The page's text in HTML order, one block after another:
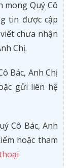
mong Quý Cô
tin được cập
chưa nhận
Chị.
Bác, Anh Chị
gửi liên hệ
Cô Bác, Anh
hoặc tham